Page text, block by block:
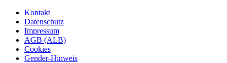
Kontakt
Datenschutz
Impressum
AGB (ALB)
Cookies
Gender-Hinweis